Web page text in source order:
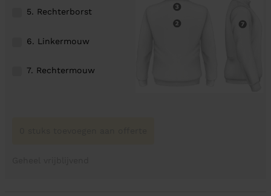
5. Rechterborst
6. Linkermouw
7. Rechtermouw